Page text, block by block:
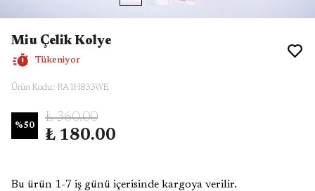
Miu Çelik Kolye
Tükeniyor
Ürün Kodu: RA1H833WE
%50
₺ 360.00
₺ 180.00
Bu ürün 1-7 iş günü içerisinde kargoya verilir.